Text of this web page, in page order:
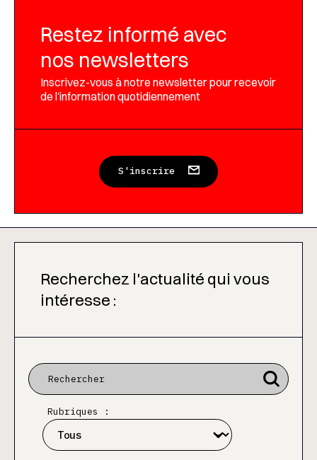
Restez informé avec
nos newsletters
Inscrivez-vous à notre newsletter pour recevoir
de l’information quotidiennement
S'inscrire
Recherchez l'actualité qui vous
intéresse :
Rubriques :